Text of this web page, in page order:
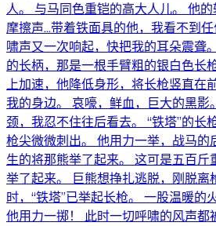
人。 与马同色重铠的高大人儿。 他
摩擦声…带着铁面具的他，我看不到
啸声又一次响起，快把我的耳朵震聋
的长柄，那是一根手臂粗的银白色长
上加速，他降低身形，将长枪竖直在
我的身边。 哀嚎，鲜血，巨大的黑影
颈，我忍不住往后看去。 “铁塔”的长
枪尖微微刺出。 他用力一举，战马的
生的将那熊举了起来。 这可是五百斤
举了起来。 巨熊想挣扎逃脱，刚脱离
时，“铁塔”已举起长枪。 一股温暖的
他用力一掷！ 此时一切呼啸的风声都